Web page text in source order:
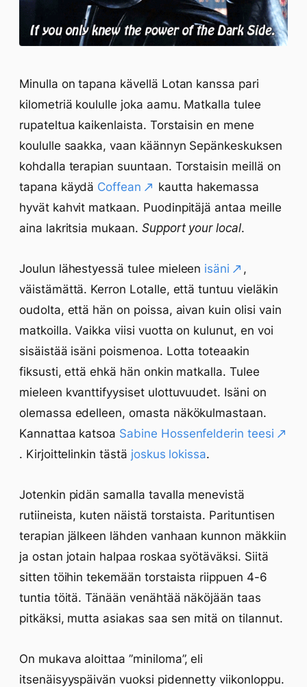
Minulla on tapana kävellä Lotan kanssa pari
kilometriä koululle joka aamu. Matkalla tulee
rupateltua kaikenlaista. Torstaisin en mene
koululle saakka, vaan käännyn Sepänkeskuksen
kohdalla terapian suuntaan. Torstaisin meillä on
tapana käydä Coffean
kautta hakemassa
hyvät kahvit matkaan. Puodinpitäjä antaa meille
aina lakritsia mukaan. Support your local.
Joulun lähestyessä tulee mieleen isäni
,
väistämättä. Kerron Lotalle, että tuntuu vieläkin
oudolta, että hän on poissa, aivan kuin olisi vain
matkoilla. Vaikka viisi vuotta on kulunut, en voi
sisäistää isäni poismenoa. Lotta toteaakin
fiksusti, että ehkä hän onkin matkalla. Tulee
mieleen kvanttifyysiset ulottuvuudet. Isäni on
olemassa edelleen, omasta näkökulmastaan.
Kannattaa katsoa Sabine Hossenfelderin teesi
. Kirjoittelinkin tästä joskus lokissa.
Jotenkin pidän samalla tavalla menevistä
rutiineista, kuten näistä torstaista. Parituntisen
terapian jälkeen lähden vanhaan kunnon mäkkiin
ja ostan jotain halpaa roskaa syötäväksi. Siitä
sitten töihin tekemään torstaista riippuen 4-6
tuntia töitä. Tänään venähtää näköjään taas
pitkäksi, mutta asiakas saa sen mitä on tilannut.
On mukava aloittaa ”miniloma”, eli
itsenäisyyspäivän vuoksi pidennetty viikonloppu.